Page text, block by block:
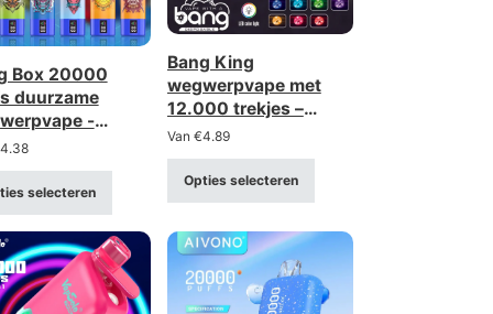
Box 20000
duurzame
-
met grote
4.38
selecteren
Bang King
wegwerpvape met
12.000 trekjes –
goede keuze: vape
met mesh-spiraal, in
bulk kopen,
groothandel
Van €4.89
Opties selecteren